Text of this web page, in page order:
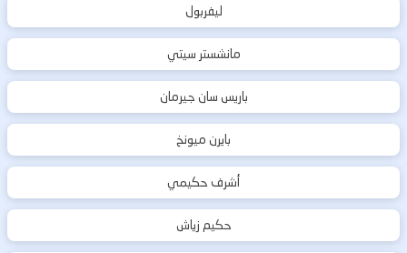
ليفربول
مانشستر سيتي
باريس سان جيرمان
بايرن ميونخ
أشرف حكيمي
حكيم زياش